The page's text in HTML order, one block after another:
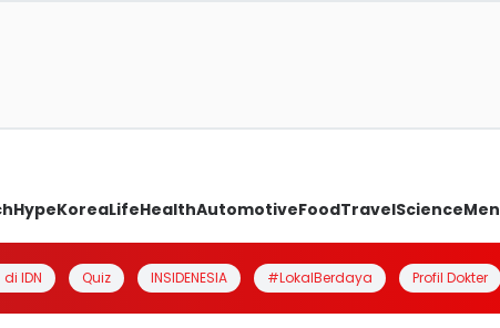
HypeKoreaLifeHealthAutomotiveFoodTravelScienceMen
IDN Quiz INSIDENESIA #LokalBerdaya Profil Dokter